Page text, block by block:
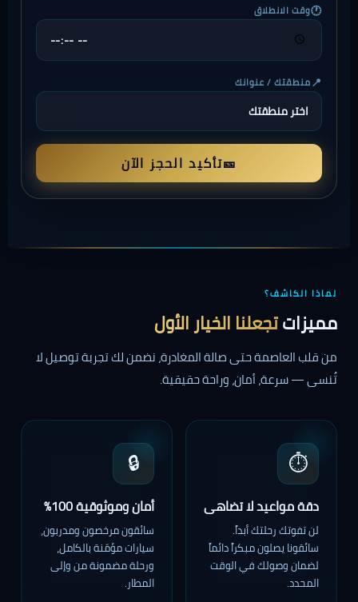
🕐وقت الانطلاق
📍منطقتك / عنوانك
🎫تأكيد الحجز الآن
لماذا الكاشف؟
مميزاتتجعلنا الخيار الأول
من قلب العاصمة حتى صالة المغادرة، نضمن لك تجربة توصيل لا
تُنسى — سرعة، أمان، وراحة حقيقية.
⏱️
دقة مواعيد لا تضاهى
لن تفوتك رحلتك أبداً.
سائقونا يصلون مبكراً دائماً
لضمان وصولك في الوقت
المحدد.
🔒
أمان وموثوقية 100%
سائقون مرخصون ومدربون،
سيارات مؤمّنة بالكامل،
ورحلة مضمونة من وإلى
المطار.